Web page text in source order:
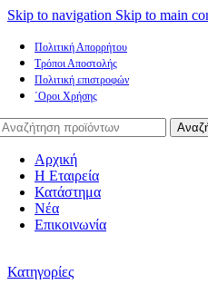
Skip to navigation Skip to main
Πολιτική Απορρήτου
Τρόποι Αποστολής
Πολιτική επιστροφών
΄Οροι Χρήσης
Αρχική
Η Εταιρεία
Κατάστημα
Νέα
Επικοινωνία
Κατηγορίες